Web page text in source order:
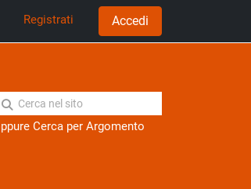
Registrati Accedi
Cerca per Argomento